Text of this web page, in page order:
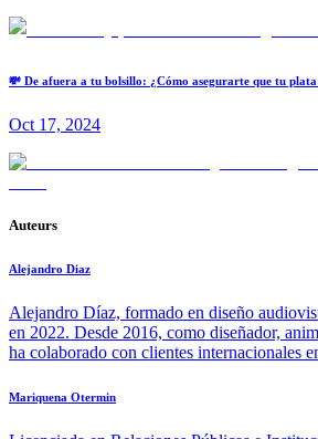
💸 De afuera a tu bolsillo: ¿Cómo asegurarte que tu plata
Oct 17, 2024
Auteurs
Alejandro Diaz
Alejandro Díaz, formado en diseño
en 2022. Desde 2016, como diseñador,
ha colaborado con clientes internacionales
Mariquena Otermin